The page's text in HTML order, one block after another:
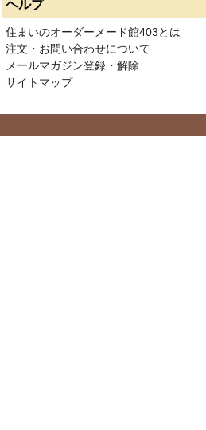
ヘルプ
住まいのオーダーメード館403とは
注文・お問い合わせについて
メールマガジン登録・解除
サイトマップ